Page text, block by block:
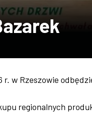
r. w Rzeszowie
regionalnych